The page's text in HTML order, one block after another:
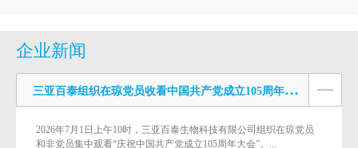
企业新闻
三亚百泰组织在琼党员收看中国共产党成立105周年庆祝大会
2026年7月1日上午10时，三亚百泰生物科技有限公司组织在琼党员
和非党员集中观看“庆祝中国共产党成立105周年大会”。...